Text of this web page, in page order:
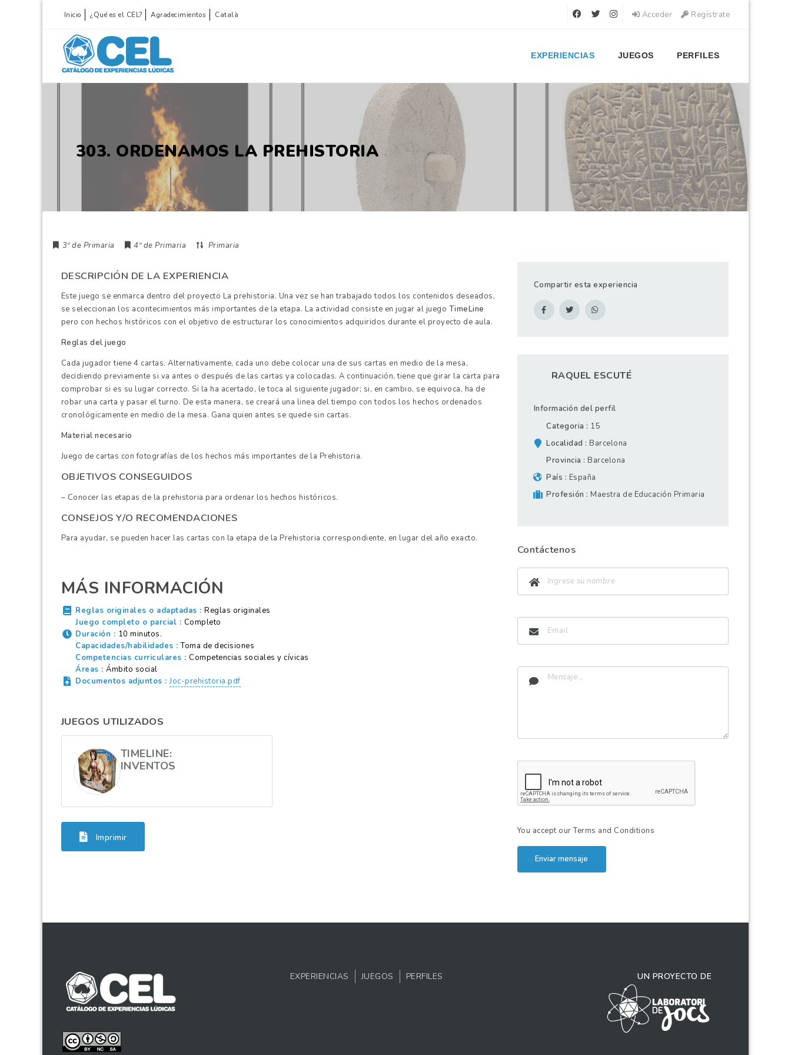
Inicio ¿Qué es el CEL? Agradecimientos Català Acceder Regístrate
EXPERIENCIAS JUEGOS PERFILES
303. ORDENAMOS LA PREHISTORIA
3º de Primaria 4º de Primaria Primaria
DESCRIPCIÓN DE LA EXPERIENCIA
Este juego se enmarca dentro del proyecto La prehistoria. Una vez se han trabajado todos los contenidos deseados,
se seleccionan los acontecimientos más importantes de la etapa. La actividad consiste en jugar al juego TimeLine
pero con hechos históricos con el objetivo de estructurar los conocimientos adquiridos durante el proyecto de aula.
Reglas del juego
Cada jugador tiene 4 cartas. Alternativamente, cada uno debe colocar una de sus cartas en medio de la mesa,
decidiendo previamente si va antes o después de las cartas ya colocadas. A continuación, tiene que girar la carta para
comprobar si es su lugar correcto. Si la ha acertado, le toca al siguiente jugador; si, en cambio, se equivoca, ha de
robar una carta y pasar el turno. De esta manera, se creará una linea del tiempo con todos los hechos ordenados
cronológicamente en medio de la mesa. Gana quien antes se quede sin cartas.
Material necesario
Juego de cartas con fotografías de los hechos más importantes de la Prehistoria.
OBJETIVOS CONSEGUIDOS
– Conocer las etapas de la prehistoria para ordenar los hechos históricos.
CONSEJOS Y/O RECOMENDACIONES
Para ayudar, se pueden hacer las cartas con la etapa de la Prehistoria correspondiente, en lugar del año exacto.
MÁS INFORMACIÓN
Reglas originales o adaptadas
Reglas originales
Juego completo o parcial
Completo
Duración
10 minutos.
Capacidades/habilidades
Toma de decisiones
Competencias curriculares
Competencias sociales y cívicas
Áreas
Ámbito social
Documentos adjuntos
Joc-prehistoria.pdf
JUEGOS UTILIZADOS
TIMELINE:
INVENTOS
Imprimir
Compartir esta experiencia
RAQUEL ESCUTÉ
Información del perfil
Categoria
15
Localidad
Barcelona
Provincia
Barcelona
País
España
Profesión
Maestra de Educación Primaria
Contáctenos
You accept ourTerms and Conditions
Enviar mensaje
EXPERIENCIAS JUEGOS PERFILES UN PROYECTO DE